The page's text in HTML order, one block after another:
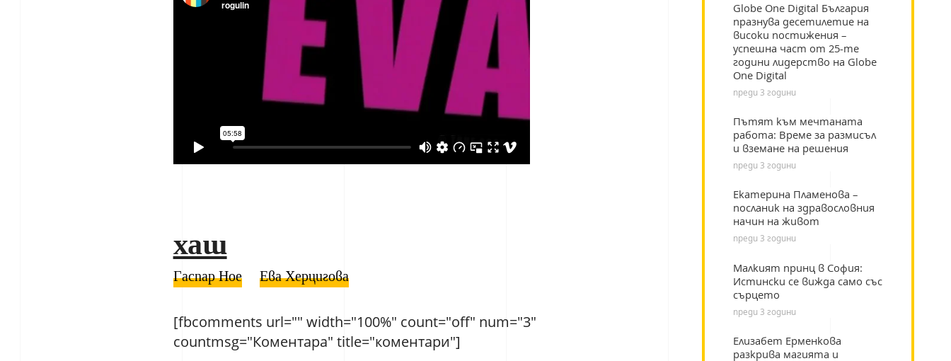
хаш
Гаспар Ное Ева Херцигова
[fbcomments url="" width="100%" count="off" num="3"
countmsg="Коментара" title="коментари"]
Globe One Digital България
празнува десетилетие на
високи постижения –
успешна част от 25-те
години лидерство на Globe
One Digital
преди 3 години
Пътят към мечтаната
работа: Време за размисъл
и вземане на решения
преди 3 години
Екатерина Пламенова –
посланик на здравословния
начин на живот
преди 3 години
Малкият принц в София:
Истински се вижда само със
сърцето
преди 3 години
Елизабет Ерменкова
разкрива магията и